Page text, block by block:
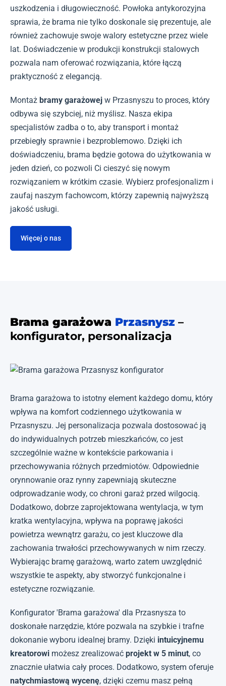
uszkodzenia i długowieczność. Powłoka antykorozyjna
sprawia, że brama nie tylko doskonale się prezentuje, ale
również zachowuje swoje walory estetyczne przez wiele
lat. Doświadczenie w produkcji konstrukcji stalowych
pozwala nam oferować rozwiązania, które łączą
praktyczność z elegancją.
Montaż bramy garażowej w Przasnyszu to proces, który
odbywa się szybciej, niż myślisz. Nasza ekipa
specjalistów zadba o to, aby transport i montaż
przebiegły sprawnie i bezproblemowo. Dzięki ich
doświadczeniu, brama będzie gotowa do użytkowania w
jeden dzień, co pozwoli Ci cieszyć się nowym
rozwiązaniem w krótkim czasie. Wybierz profesjonalizm i
zaufaj naszym fachowcom, którzy zapewnią najwyższą
jakość usługi.
Więcej o nas
Brama garażowa Przasnysz –
konfigurator, personalizacja
Brama garażowa to istotny element każdego domu, który
wpływa na komfort codziennego użytkowania w
Przasnyszu. Jej personalizacja pozwala dostosować ją
do indywidualnych potrzeb mieszkańców, co jest
szczególnie ważne w kontekście parkowania i
przechowywania różnych przedmiotów. Odpowiednie
orynnowanie oraz rynny zapewniają skuteczne
odprowadzanie wody, co chroni garaż przed wilgocią.
Dodatkowo, dobrze zaprojektowana wentylacja, w tym
kratka wentylacyjna, wpływa na poprawę jakości
powietrza wewnątrz garażu, co jest kluczowe dla
zachowania trwałości przechowywanych w nim rzeczy.
Wybierając bramę garażową, warto zatem uwzględnić
wszystkie te aspekty, aby stworzyć funkcjonalne i
estetyczne rozwiązanie.
Konfigurator 'Brama garażowa' dla Przasnysza to
doskonałe narzędzie, które pozwala na szybkie i trafne
dokonanie wyboru idealnej bramy. Dzięki intuicyjnemu
kreatorowi możesz zrealizować projekt w 5 minut, co
znacznie ułatwia cały proces. Dodatkowo, system oferuje
natychmiastową wycenę, dzięki czemu masz pełną